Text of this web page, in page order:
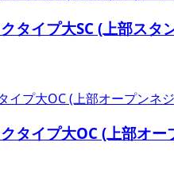
タイプ大SC (上部ス
タイプ大OC (上部オ